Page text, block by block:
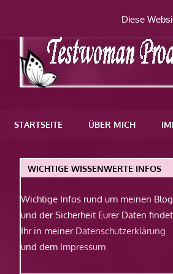
springen
WordPress-
STARTSEITE ÜBER MICH
WICHTIGE WISSENWERTE INFOS
Wichtige Infos rund um meinen Blog
und der Sicherheit Eurer Daten findet
Ihr in meiner Datenschutzerklärung
und dem Impressum
Diese